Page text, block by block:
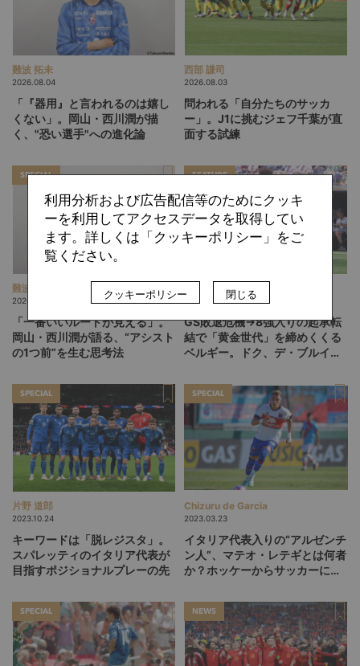
難波 拓未
2026.08.04
「『器用』と言われるのは嬉し
くない」。岡山・西川潤が描
く、"恐い選手"への進化論
西部 謙司
2026.08.03
問われる「自分たちのサッカ
ー」。J1に挑むジェフ千葉が直
面する試練
SPECIAL
難波 拓未
2026.08.03
「一番いいルートが見える」。
岡山・西川潤が語る、“アシスト
の1つ前”を生む思考法
FEATURE
GS敗退危機→8強入りの起承転
結で「黄金世代」を締めくくる
ベルギー。ドク、デ・ブルイネ
ディ・ガルシア劇場の裏側
SPECIAL
片野 道郎
2023.10.24
キーワードは「脱レジスタ」。
スパレッティのイタリア代表が
目指すポジショナルプレーの先
SPECIAL
Chizuru de Garcia
2023.03.23
イタリア代表入りの“アルゼンチ
ン人”、マテオ・レテギとは何者
か？ホッケーからサッカーに転
SPECIAL NEWS
利用分析および広告配信等のためにクッキ
ーを利用してアクセスデータを取得してい
ます。詳しくは「クッキーポリシー」をご
覧ください。
クッキーポリシー 閉じる